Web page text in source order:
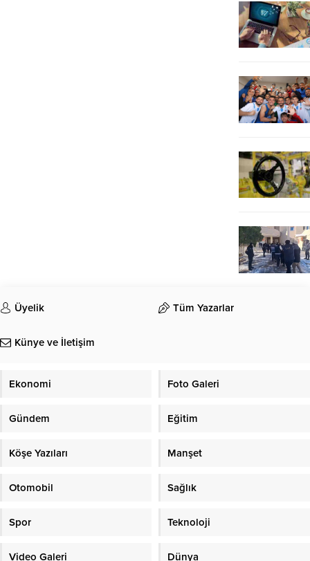
Üyelik Tüm Yazarlar
Künye ve İletişim
Ekonomi Foto Galeri
Gündem Eğitim
Köşe Yazıları Manşet
Otomobil Sağlık
Spor Teknoloji
Video Galeri Dünya